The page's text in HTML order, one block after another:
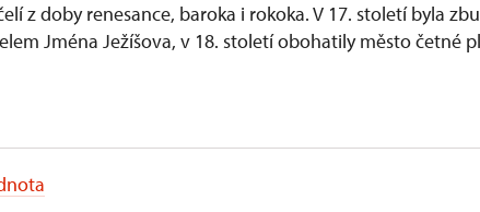
z doby renesance, baroka i rokoka. V 17. století byla
Jména Ježíšova, v 18. století obohatily město četné